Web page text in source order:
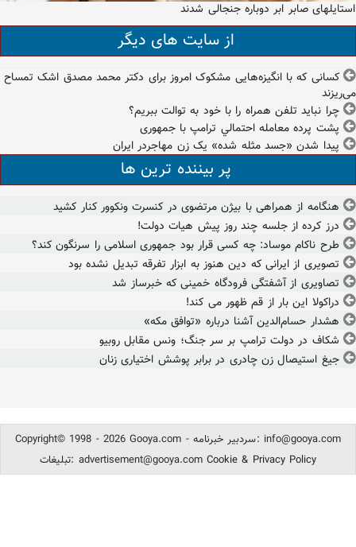
استایلهای صابر ابر دوباره جنجالی شدند
از سایت های دیگر
کسانی که با انگیزه‌هایی مشکوک امروز برای دکتر محمد مصدق اشک تمساح
می‌ریزند
چرا نباید تلفن همراه را با خود به توالت ببریم؟
پشت پرده معامله‌ احتمالي ترامپ با جمهوری
پیدا شدن «جسد مثله شده» یک زن مهاجردر ایران
پر بیننده ترین ها
هنگامه از همراهی با بیژن مرتضوی در کنسرت ونکوور کنار کشید
درز کرده از جلسه چند روز پیش هیات دولت!
طرح ناکام موساد: چه کسی قرار بود جمهوری اسلامی را سرنگون کند؟
تصویری از ایرانی که دین هنوز به ابزار تفرقه تبدیل نشده بود
تصاویری از آشفتگی فرودگاه خمینی که خبرساز شد
دراکولا این بار از قم ظهور می کند!
هشدار حسام‌الدین آشنا درباره «توافق مکه»
شکاف در دولت ترامپ بر سر جنگ؛ ونس مقابل روبیو
جیغ استیصال زن چادری در برابر پوشش اختیاری زنان
Copyright© 1998 - 2026 Gooya.com - سردبیر خبرنامه: info@gooya.com
تبلیغات: advertisement@gooya.com Cookie & Privacy Policy